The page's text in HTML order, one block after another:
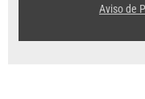
Aviso de